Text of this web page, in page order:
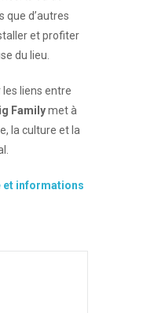
que d’autres
et profiter
du lieu.
les liens entre
Familymet à
la culture et la
et informations